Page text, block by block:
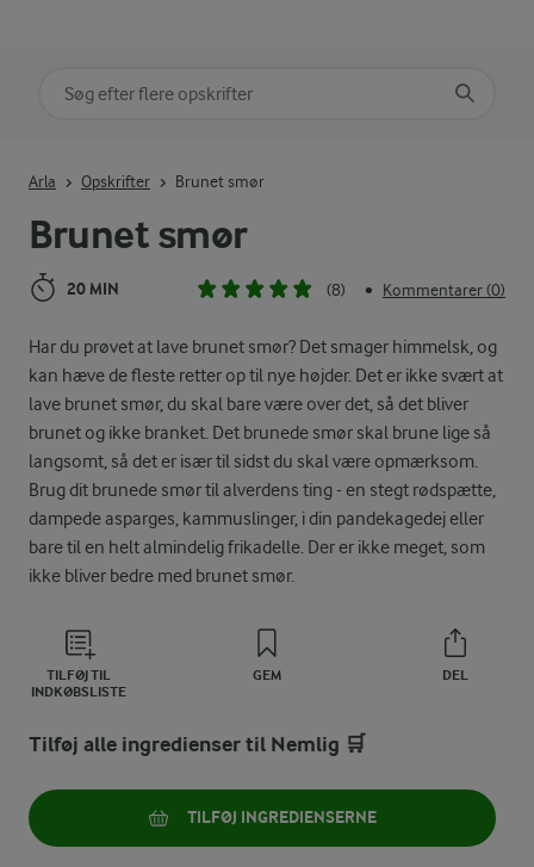
Brunet smør
20 MIN (8) • Kommentarer (0)
Har du prøvet at lave brunet smør? Det smager himmelsk, og
kan hæve de fleste retter op til nye højder. Det er ikke svært at
lave brunet smør, du skal bare være over det, så det bliver
brunet og ikke branket. Det brunede smør skal brune lige så
langsomt, så det er især til sidst du skal være opmærksom.
Brug dit brunede smør til alverdens ting - en stegt rødspætte,
dampede asparges, kammuslinger, i din pandekagedej eller
bare til en helt almindelig frikadelle. Der er ikke meget, som
ikke bliver bedre med brunet smør.
TILFØJ TIL
INDKØBSLISTE
GEM DEL
Arla Opskrifter Brunet smør
Tilføj alle ingredienser til Nemlig 🛒
TILFØJ INGREDIENSERNE
Søg på kategori